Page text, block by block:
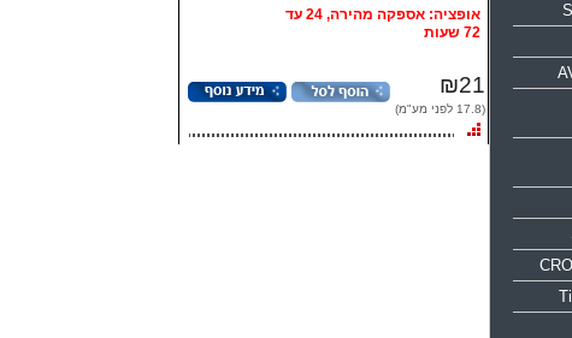
אופציה: אספקה מהירה, 24 עד
72 שעות
₪21
(17.8 לפני מע"מ)